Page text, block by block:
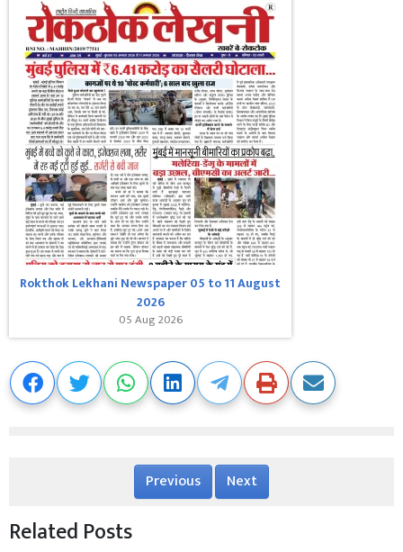
Rokthok Lekhani Newspaper 05 to 11 August
2026
05 Aug 2026
Previous Next
Related Posts